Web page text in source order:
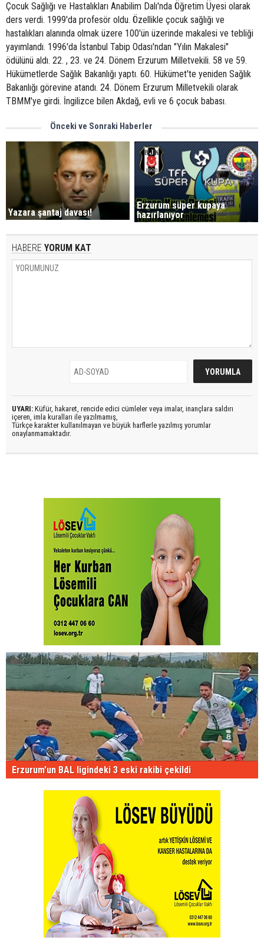
Çocuk Sağlığı ve Hastalıkları Anabilim Dalı'nda Öğretim Üyesi olarak
ders verdi. 1999'da profesör oldu. Özellikle çocuk sağlığı ve
hastalıkları alanında olmak üzere 100'ün üzerinde makalesi ve tebliği
yayımlandı. 1996'da İstanbul Tabip Odası'ndan "Yılın Makalesi"
ödülünü aldı. 22. , 23. ve 24. Dönem Erzurum Milletvekili. 58 ve 59.
Hükümetlerde Sağlık Bakanlığı yaptı. 60. Hükümet'te yeniden Sağlık
Bakanlığı görevine atandı. 24. Dönem Erzurum Milletvekili olarak
TBMM'ye girdi. İngilizce bilen Akdağ, evli ve 6 çocuk babası.
Önceki ve Sonraki Haberler
Yazara şantaj davası!
Erzurum süper kupaya
hazırlanıyor
HABERE YORUM KAT
UYARI: Küfür, hakaret, rencide edici cümleler veya imalar, inançlara saldırı
içeren, imla kuralları ile yazılmamış,
Türkçe karakter kullanılmayan ve büyük harflerle yazılmış yorumlar
onaylanmamaktadır.
Erzurum'un BAL ligindeki 3 eski rakibi çekildi